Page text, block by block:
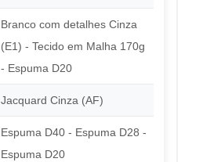
Branco com detalhes Cinza
(E1) - Tecido em Malha 170g
- Espuma D20
Jacquard Cinza (AF)
Espuma D40 - Espuma D28 -
Espuma D20